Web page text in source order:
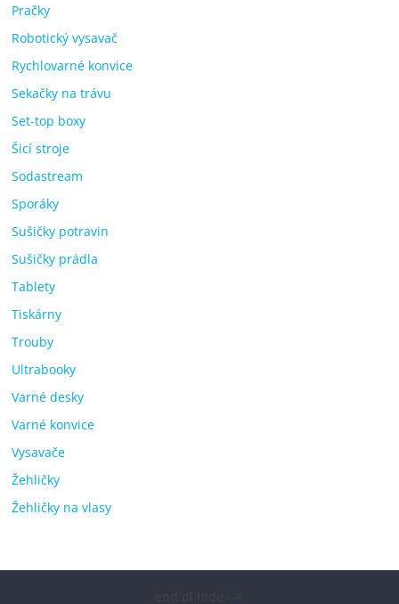
Pračky
Robotický vysavač
Rychlovarné konvice
Sekačky na trávu
Set-top boxy
Šicí stroje
Sodastream
Sporáky
Sušičky potravin
Sušičky prádla
Tablety
Tiskárny
Trouby
Ultrabooky
Varné desky
Varné konvice
Vysavače
Žehličky
Žehličky na vlasy